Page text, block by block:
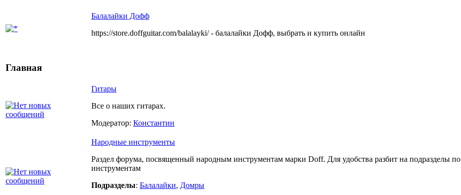
Балалайки Дофф
https://store.doffguitar.com/balalayki/ - балалайки Дофф, выбрать и купить онлайн
Главная
Гитары
Все о наших гитарах.
Модератор: Константин
Народные инструменты
Раздел форума, посвященный народным инструментам марки Doff. Для удобства разбит на подразделы по
инструментам
Подразделы: Балалайки, Домры